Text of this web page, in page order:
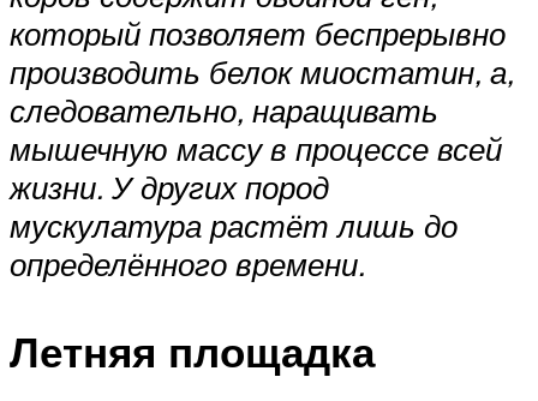
который позволяет беспрерывно
производить белок миостатин, а,
следовательно, наращивать
мышечную массу в процессе всей
жизни. У других пород
мускулатура растёт лишь до
определённого времени.
Летняя площадка